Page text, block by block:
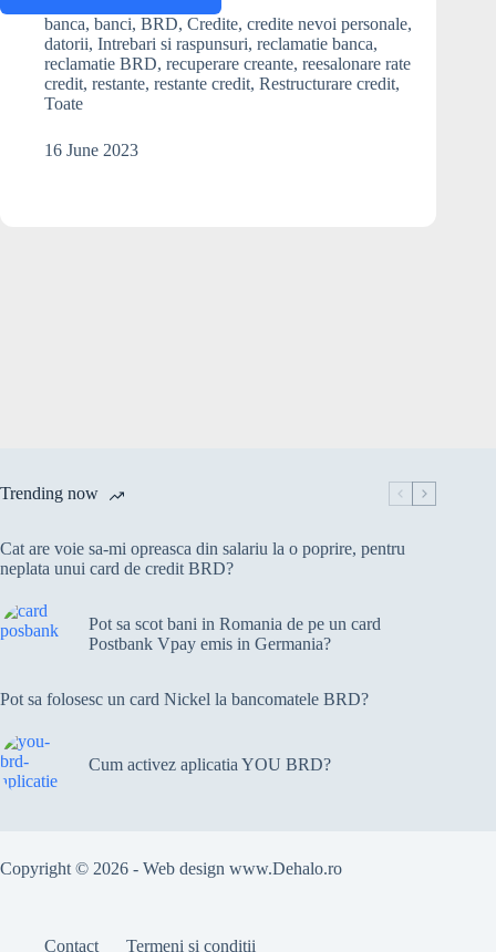
fac
daca
am
restante
BRD?
banca, banci, BRD, Credite, credite nevoi personale,
datorii, Intrebari si raspunsuri, reclamatie banca,
reclamatie BRD, recuperare creante, reesalonare rate
credit, restante, restante credit, Restructurare credit,
Toate
16 June 2023
Trending now
Cat are voie sa-mi opreasca din salariu la o poprire, pentru
neplata unui card de credit BRD?
Pot sa scot bani in Romania de pe un card
Postbank Vpay emis in Germania?
Pot sa folosesc un card Nickel la bancomatele BRD?
Cum activez aplicatia YOU BRD?
Copyright © 2026 - Web design www.Dehalo.ro
Contact Termeni și condiții